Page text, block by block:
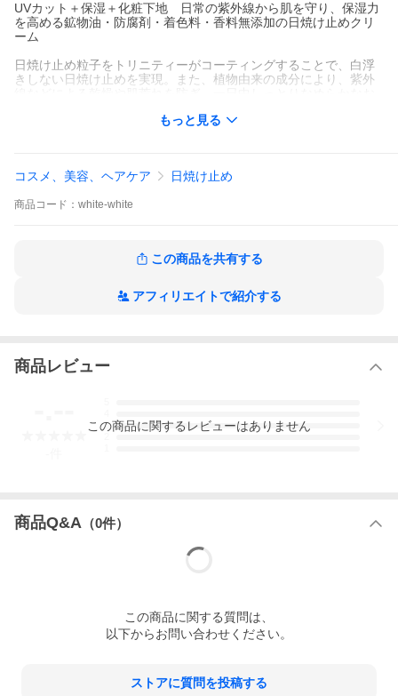
UVカット＋保湿＋化粧下地 日常の紫外線から肌を守り、保湿力
を高める鉱物油・防腐剤・着色料・香料無添加の日焼け止めクリ
ーム
日焼け止め粒子をトリニティーがコーティングすることで、白浮
きしない日焼け止めを実現。また、植物由来の成分により、紫外
タつきや化粧くずれを防ぎます。鉱物油・防腐剤・着色料・香料
全成分：水・シクロペンタシロキサン・酸化チタン・ペンチレン
鉛・フェニルトリメチコン・グリセリン・グルタミン酸Na・水酸
2・PCA-Na・ポリリシノレイン酸ポリグリセリル-6・クエン酸N
a・トコフェロール・グリチルレチン酸ステアリル
もっと見る
コスメ、美容、ヘアケア 日焼け止め
商品 コード： white-white
この商品を共有する
アフィリエイトで紹介する
商品レビュー
3
この商品に関するレビューはありません
商品Q&A （0件）
この商品に関する質問は、
以下からお問い合わせください。
ストアに質問を投稿する